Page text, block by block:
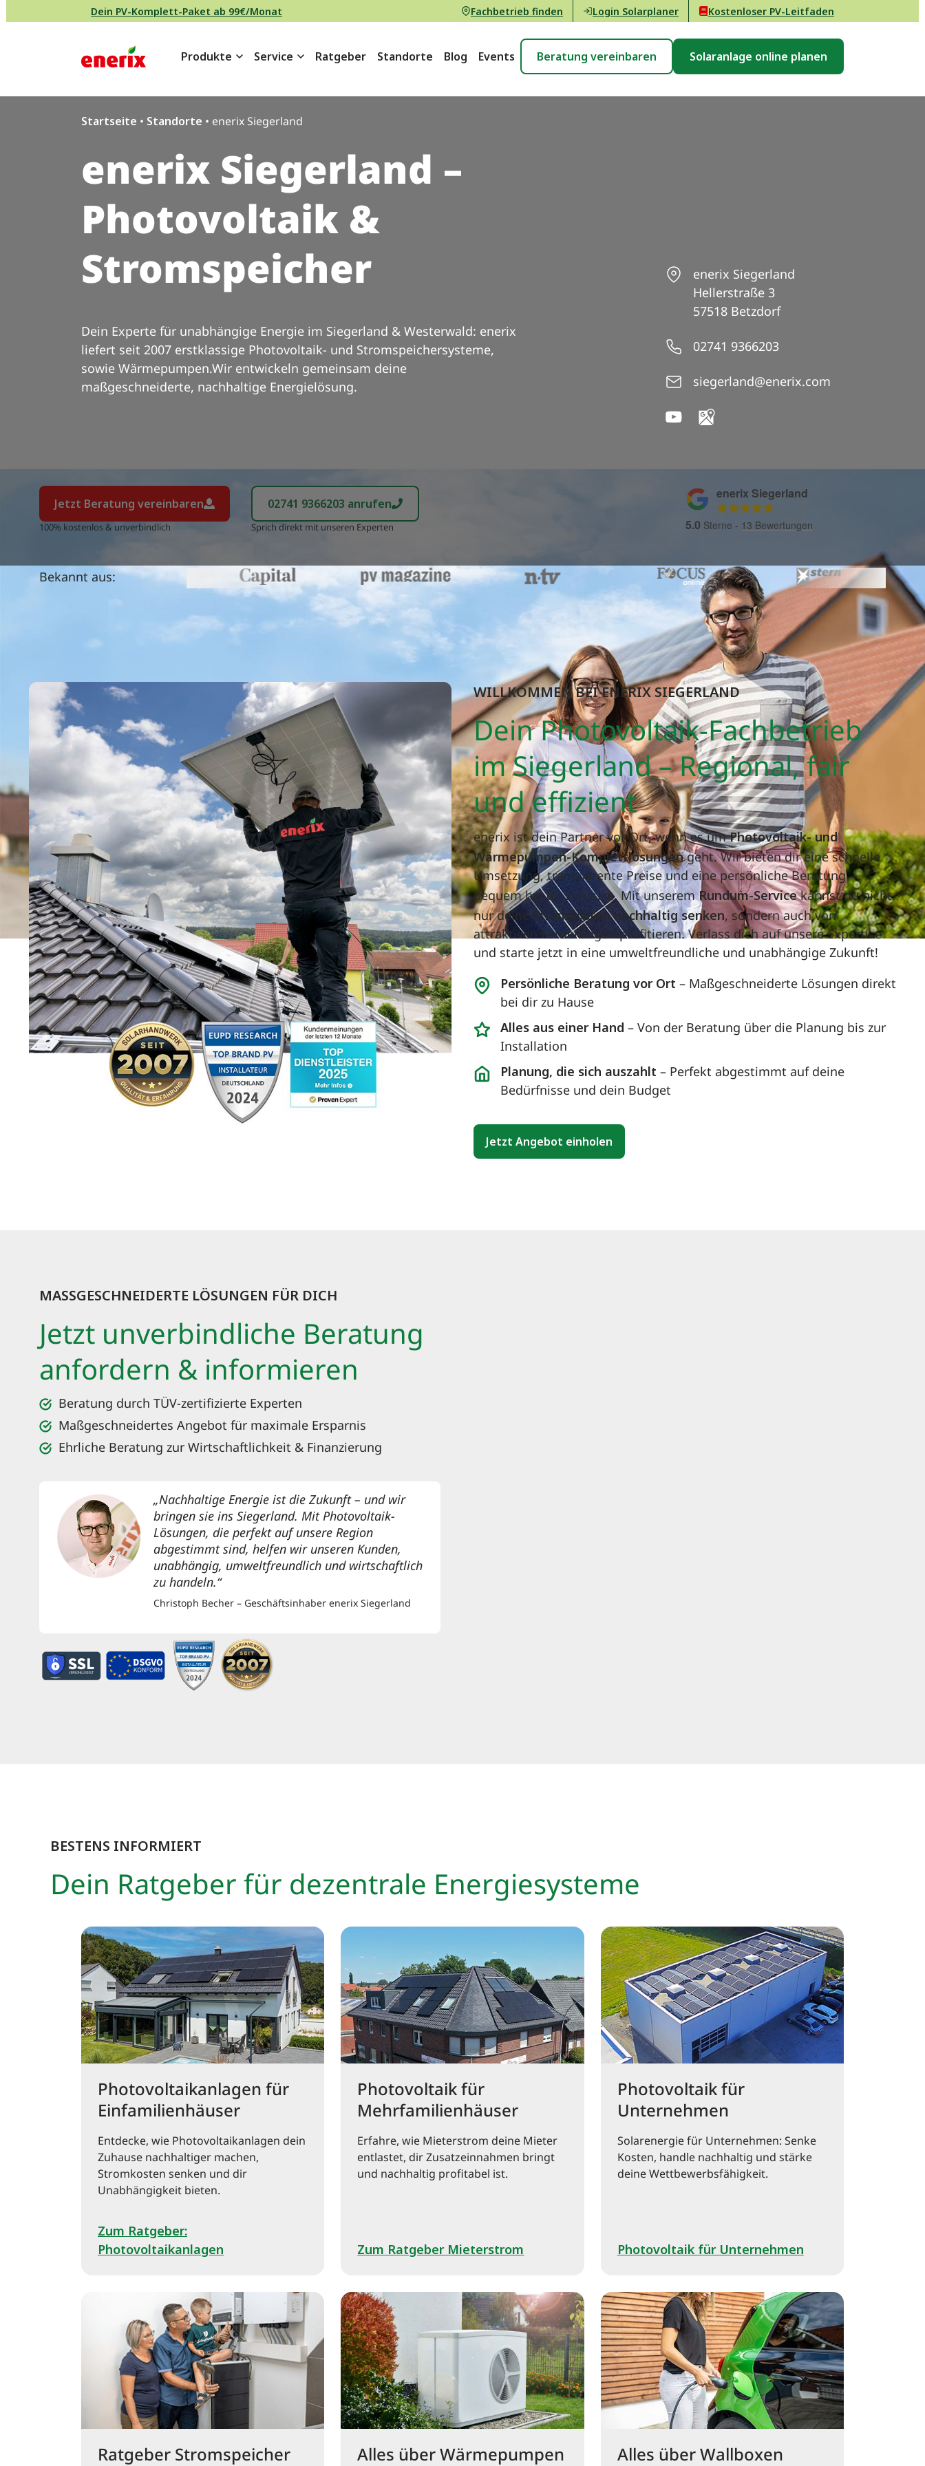
Direkt zum Inhalt wechselnDein PV-Komplett-Paket ab 99€/Monat Fachbetrieb finden Login Solarplaner Kostenloser PV-Leitfaden
Hauptnavigation
Produkte Service Ratgeber Standorte Blog Events Beratung vereinbaren Solaranlage online planen
Startseite • Standorte • enerix Siegerland
enerix Siegerland –
Photovoltaik &
Stromspeicher
Dein Experte für unabhängige Energie im Siegerland & Westerwald: enerix
liefert seit 2007 erstklassige Photovoltaik- und Stromspeichersysteme,
sowie Wärmepumpen.Wir entwickeln gemeinsam deine
maßgeschneiderte, nachhaltige Energielösung.
enerix Siegerland
Hellerstraße 3
57518 Betzdorf
02741 9366203
siegerland@enerix.com
Jetzt Beratung vereinbaren
100% kostenlos & unverbindlich
02741 9366203 anrufen
Sprich direkt mit unseren Experten
enerix Siegerland
5.0 Sterne - 13 Bewertungen
Bekannt aus:
WILLKOMMEN BEI ENERIX SIEGERLAND
Dein Photovoltaik-Fachbetrieb
im Siegerland – Regional, fair
und effizient
enerix ist dein Partner vor Ort, wenn es umPhotovoltaik- und
Wärmepumpen-Komplettlösungengeht. Wir bieten dir eine schnelle
Umsetzung, transparente Preise und eine persönliche Beratung –
bequem bei dir zuhause. Mit unseremRundum-Servicekannst du nicht
nur deine Stromkosten nachhaltig senken, sondern auch von
attraktiven Förderungen profitieren. Verlass dich auf unsere Expertise
und starte jetzt in eine umweltfreundliche und unabhängige Zukunft!
Persönliche Beratung vor Ort – Maßgeschneiderte Lösungen direkt
bei dir zu Hause
Alles aus einer Hand – Von der Beratung über die Planung bis zur
Installation
Planung, die sich auszahlt – Perfekt abgestimmt auf deine
Bedürfnisse und dein Budget
Jetzt Angebot einholen
MASSGESCHNEIDERTE LÖSUNGEN FÜR DICH
Jetzt unverbindliche Beratung
anfordern & informieren
Beratung durch TÜV-zertifizierte Experten
Maßgeschneidertes Angebot für maximale Ersparnis
Ehrliche Beratung zur Wirtschaftlichkeit & Finanzierung
„Nachhaltige Energie ist die Zukunft – und wir
bringen sie ins Siegerland. Mit Photovoltaik-
Lösungen, die perfekt auf unsere Region
abgestimmt sind, helfen wir unseren Kunden,
unabhängig, umweltfreundlich und wirtschaftlich
zu handeln.“
Christoph Becher – Geschäftsinhaber enerix Siegerland
BESTENS INFORMIERT
Dein Ratgeber für dezentrale Energiesysteme
Photovoltaikanlagen für
Einfamilienhäuser
Entdecke, wie Photovoltaikanlagen dein
Zuhause nachhaltiger machen,
Stromkosten senken und dir
Unabhängigkeit bieten.
Zum Ratgeber:
Photovoltaikanlagen
Photovoltaik für
Mehrfamilienhäuser
Erfahre, wie Mieterstrom deine Mieter
entlastet, dir Zusatzeinnahmen bringt
und nachhaltig profitabel ist.
Zum Ratgeber Mieterstrom
Photovoltaik für
Unternehmen
Solarenergie für Unternehmen: Senke
Kosten, handle nachhaltig und stärke
deine Wettbewerbsfähigkeit.
Photovoltaik für Unternehmen
Ratgeber Stromspeicher Alles über Wärmepumpen Alles über Wallboxen